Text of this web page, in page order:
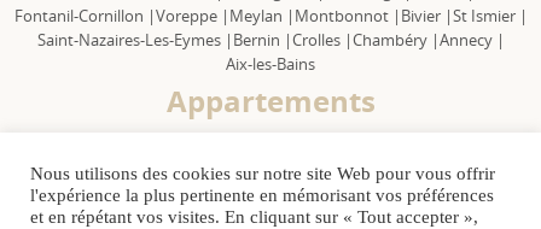
Fontanil-Cornillon |Voreppe | Meylan | Montbonnot | Bivier |St Ismier |
Saint-Nazaires-Les-Eymes | Bernin |Crolles |Chambéry |Annecy |
Aix-les-Bains
Appartements
Seyssins |Échirolles | Fontaine | Claix |
Le Pont-de-Claix Champagnier |
Jarrie |Bresson |Saint Paul-de-Varces |Risset |Varces-Fontagnieux |
Venon |Murianette | Saint-Martin-d'Uriage |La Tronche |
Nous utilisons des cookies sur notre site Web pour vous offrir
l'expérience la plus pertinente en mémorisant vos préférences
et en répétant vos visites. En cliquant sur « Tout accepter »,